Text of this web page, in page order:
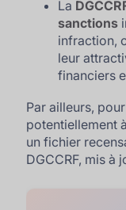
La
sanctions
infraction,
leur
financiers
Par ailleurs,
potentiellement
un fichier
DGCCRF, mis à